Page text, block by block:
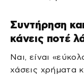
Συντήρηση
κάνεις ποτέ
Ναι, είναι
χάσεις χρήματα